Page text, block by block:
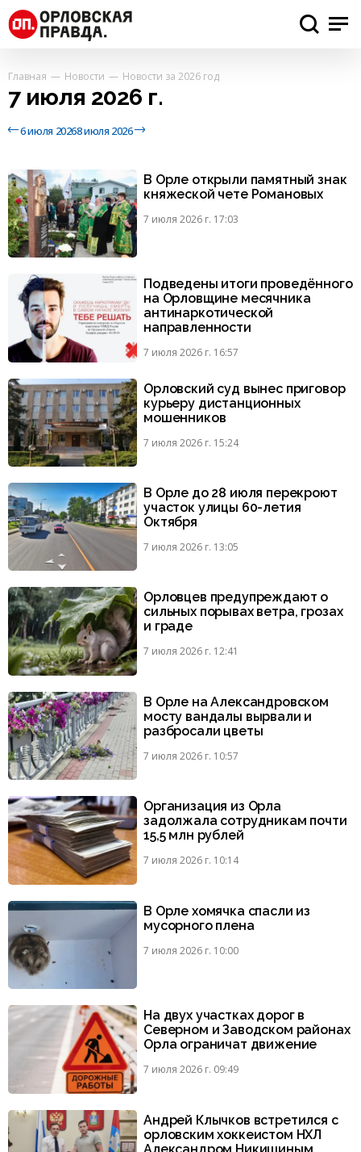
Главная Новости Новости за 2026 год
7 июля 2026 г.
6 июля 20268 июля 2026
В Орле открыли памятный знак
княжеской чете Романовых
7 июля 2026 г. 17:03
Подведены итоги проведённого
на Орловщине месячника
антинаркотической
направленности
7 июля 2026 г. 16:57
Орловский суд вынес приговор
курьеру дистанционных
мошенников
7 июля 2026 г. 15:24
В Орле до 28 июля перекроют
участок улицы 60-летия
Октября
7 июля 2026 г. 13:05
Орловцев предупреждают о
сильных порывах ветра, грозах
и граде
7 июля 2026 г. 12:41
В Орле на Александровском
мосту вандалы вырвали и
разбросали цветы
7 июля 2026 г. 10:57
Организация из Орла
задолжала сотрудникам почти
15,5 млн рублей
7 июля 2026 г. 10:14
В Орле хомячка спасли из
мусорного плена
7 июля 2026 г. 10:00
На двух участках дорог в
Северном и Заводском районах
Орла ограничат движение
7 июля 2026 г. 09:49
Андрей Клычков встретился с
орловским хоккеистом НХЛ
Александром Никишиным